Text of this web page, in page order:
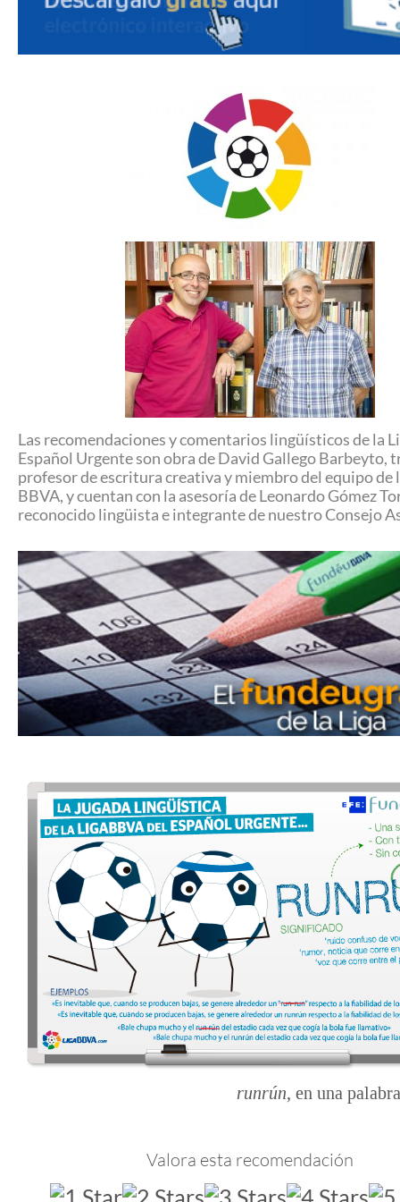
Las recomendaciones y comentarios lingüísticos de la
Español Urgente son obra de David Gallego Barbeyto,
profesor de escritura creativa y miembro del equipo de
BBVA, y cuentan con la asesoría de Leonardo Gómez
reconocido lingüista e integrante de nuestro Consejo
runrún, en una
Valora esta recomendación